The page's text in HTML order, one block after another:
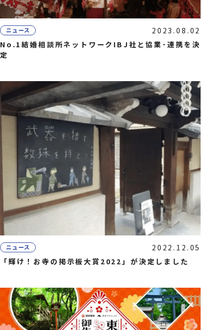
ニュース
2023.08.02
No.1結婚相談所ネットワークIBJ社と協業･連携を決
定
ニュース
2022.12.05
「輝け！お寺の掲示板大賞2022」が決定しました